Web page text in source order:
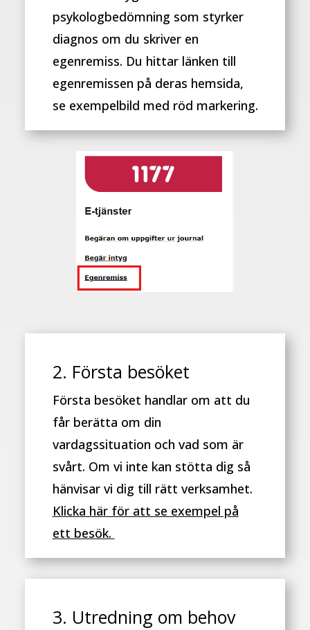
psykologbedömning som styrker
diagnos om du skriver en
egenremiss. Du hittar länken till
egenremissen på deras hemsida,
se exempelbild med röd markering.
2. Första besöket
Första besöket handlar om att du
får berätta om din
vardagssituation och vad som är
svårt. Om vi inte kan stötta dig så
hänvisar vi dig till rätt verksamhet.
Klicka här för att se exempel på
ett besök.
3. Utredning om behov